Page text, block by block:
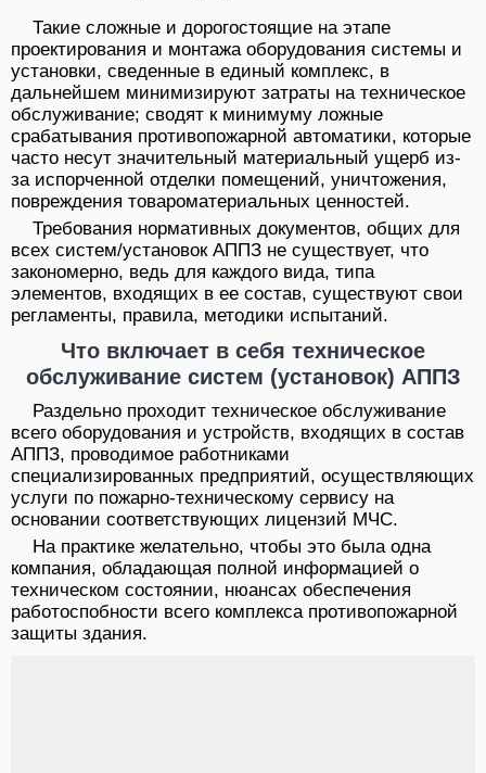
Такие сложные и дорогостоящие на этапе
проектирования и монтажа оборудования системы и
установки, сведенные в единый комплекс, в
дальнейшем минимизируют затраты на техническое
обслуживание; сводят к минимуму ложные
срабатывания противопожарной автоматики, которые
часто несут значительный материальный ущерб из-
за испорченной отделки помещений, уничтожения,
повреждения товароматериальных ценностей.
Требования нормативных документов, общих для
всех систем/установок АППЗ не существует, что
закономерно, ведь для каждого вида, типа
элементов, входящих в ее состав, существуют свои
регламенты, правила, методики испытаний.
Что включает в себя техническое
обслуживание систем (установок) АППЗ
Раздельно проходит техническое обслуживание
всего оборудования и устройств, входящих в состав
АППЗ, проводимое работниками
специализированных предприятий, осуществляющих
услуги по пожарно-техническому сервису на
основании соответствующих лицензий МЧС.
На практике желательно, чтобы это была одна
компания, обладающая полной информацией о
техническом состоянии, нюансах обеспечения
работоспобности всего комплекса противопожарной
защиты здания.